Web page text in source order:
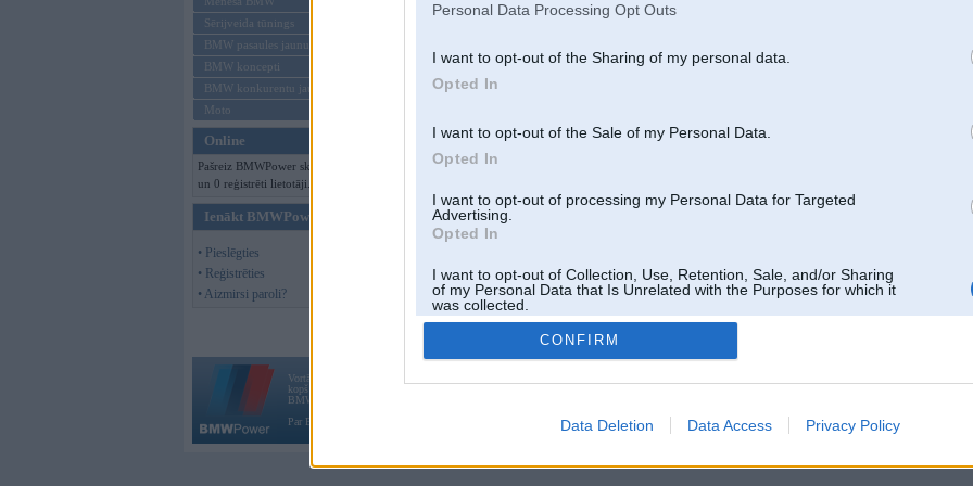
Personal Data Processing Opt Outs
I want to opt-out of the Sharing of my personal data.
Opted In
I want to opt-out of the Sale of my Personal Data.
Opted In
I want to opt-out of processing my Personal Data for Targeted
Advertising.
Opted In
I want to opt-out of Collection, Use, Retention, Sale, and/or Sharing
of my Personal Data that Is Unrelated with the Purposes for which it
was collected.
Opted Out
CONFIRM
Data Deletion Data Access Privacy Policy
Sērijveida tūnings
BMW pasaules jaunumi
BMW koncepti
BMW konkurentu jaunumi
Moto
Online
Pašreiz BMWPower skatās 93 viesi
un 0 reģistrēti lietotāji.
Ienākt BMWPower
• Pieslēgties
• Reģistrēties
• Aizmirsi paroli?
Vortāls BMWPower.lv darbojas
kopš 2002. gada 14. maija. Tas nav auto klubs un nav saistīts ar
BMW AG.
Par BMWPower